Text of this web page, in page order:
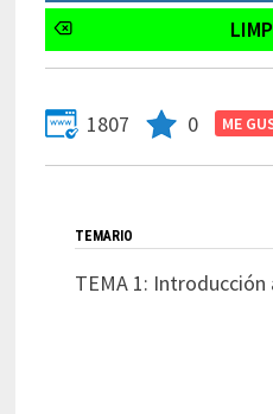
1807 0
TEMARIO
TEMA 1: